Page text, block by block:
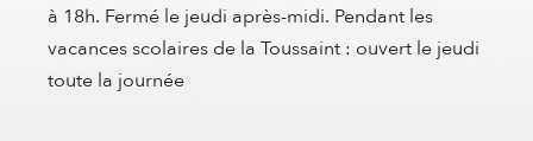
à 18h. Fermé le jeudi après-midi. Pendant les
vacances scolaires de la Toussaint : ouvert le jeudi
toute la journée